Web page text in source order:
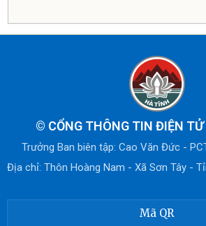
© CỔNG THÔNG TIN ĐIỆN
Trưởng Ban biên tập: Cao Văn Đức -
Địa chỉ: Thôn Hoàng Nam - Xã Sơn Tây -
Mã QR